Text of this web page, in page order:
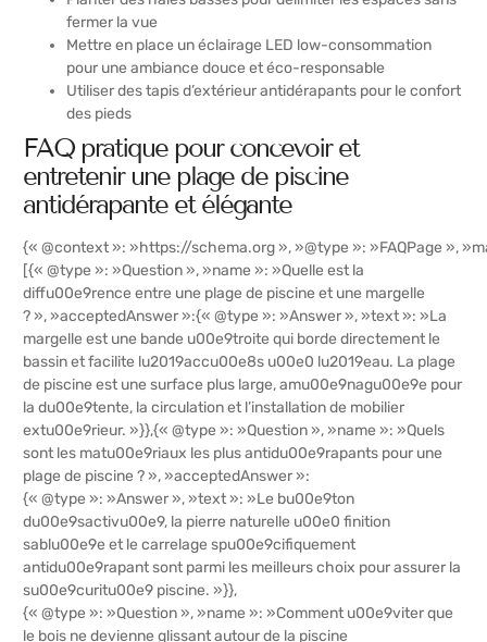
fermer la vue
Mettre en place un éclairage LED low-consommation
pour une ambiance douce et éco-responsable
Utiliser des tapis d’extérieur antidérapants pour le confort
des pieds
FAQ pratique pour concevoir et
entretenir une plage de piscine
antidérapante et élégante
{« @context »: »https://schema.org », »@type »: »FAQPage »,
[{« @type »: »Question », »name »: »Quelle est la
diffu00e9rence entre une plage de piscine et une margelle
? », »acceptedAnswer »:{« @type »: »Answer », »text »: »La
margelle est une bande u00e9troite qui borde directement le
bassin et facilite lu2019accu00e8s u00e0 lu2019eau. La plage
de piscine est une surface plus large, amu00e9nagu00e9e pour
la du00e9tente, la circulation et l’installation de mobilier
extu00e9rieur. »}},{« @type »: »Question », »name »: »Quels
sont les matu00e9riaux les plus antidu00e9rapants pour une
plage de piscine ? », »acceptedAnswer »:
{« @type »: »Answer », »text »: »Le bu00e9ton
du00e9sactivu00e9, la pierre naturelle u00e0 finition
sablu00e9e et le carrelage spu00e9cifiquement
antidu00e9rapant sont parmi les meilleurs choix pour assurer la
su00e9curitu00e9 piscine. »}},
{« @type »: »Question », »name »: »Comment u00e9viter que
le bois ne devienne glissant autour de la piscine